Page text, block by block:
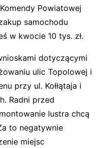
Powiatowej
samochodu
w kwocie 10 tys. zł.
dotyczącymi
ulic Topolowej i
przy ul. Kołłątaja i
Radni przed
lustra chcą
to negatywnie
miejsc